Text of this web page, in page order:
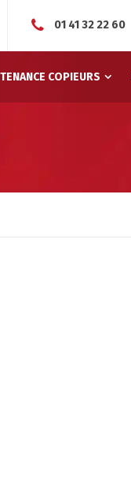
01 41 32 22 60
COPIEURS